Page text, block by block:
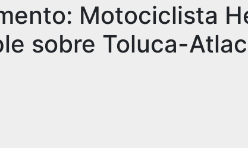
Motociclista
sobre Toluca-